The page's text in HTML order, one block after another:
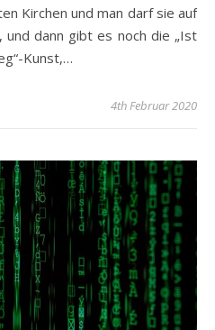
Kirchen und man darf sie auf
und dann gibt es noch die „Ist
Kunst,…
4th Februar 2020